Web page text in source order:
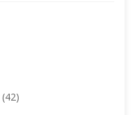
(42)